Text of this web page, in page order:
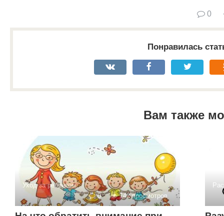
0
Понравилась
Вам также
Уход за ребенком
0
142 просмотров